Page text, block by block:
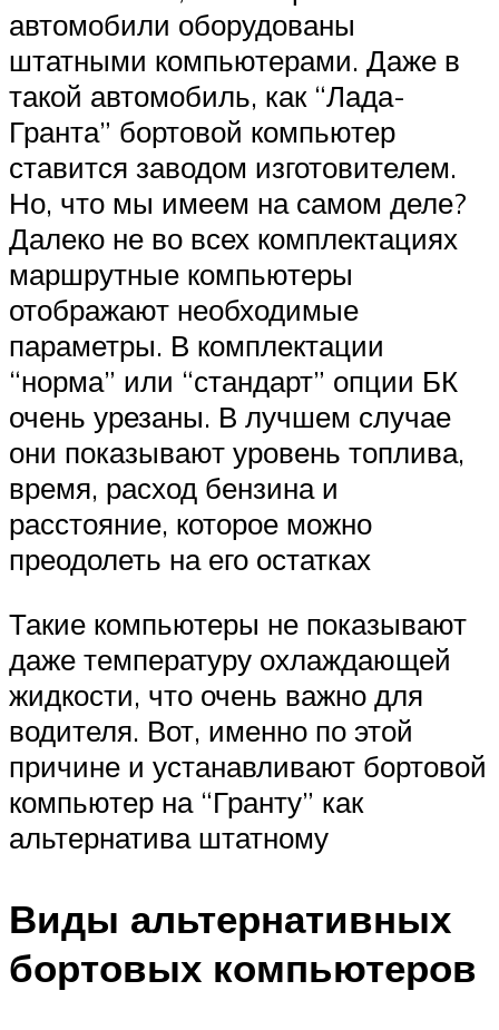
автомобили оборудованы
штатными компьютерами. Даже в
такой автомобиль, как “Лада-
Гранта” бортовой компьютер
ставится заводом изготовителем.
Но, что мы имеем на самом деле?
Далеко не во всех комплектациях
маршрутные компьютеры
отображают необходимые
параметры. В комплектации
“норма” или “стандарт” опции БК
очень урезаны. В лучшем случае
они показывают уровень топлива,
время, расход бензина и
расстояние, которое можно
преодолеть на его остатках
Такие компьютеры не показывают
даже температуру охлаждающей
жидкости, что очень важно для
водителя. Вот, именно по этой
причине и устанавливают бортовой
компьютер на “Гранту” как
альтернатива штатному
Виды альтернативных
бортовых компьютеров